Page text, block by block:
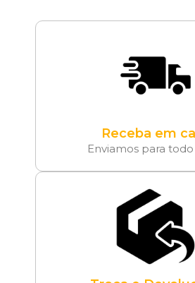
Receba em
Enviamos para todo